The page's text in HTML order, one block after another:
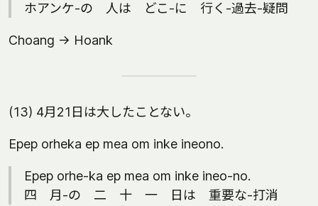
ホアンケ-の 人は どこ-に 行く-過去-疑問
Choang -> Hoank
(13) 4月21日は大したことない。
Epep orheka ep mea om inke ineono.
Epep orhe-ka ep mea om inke ineo-no.
四 月-の 二 十 一 日は 重要な-打消